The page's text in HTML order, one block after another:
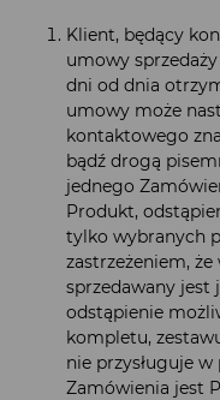
Klient, będący
umowy
dni od dnia
umowy może
kontaktowego
bądź drogą
jednego
Produkt,
tylko wybranych
zastrzeżeniem,
sprzedawany jest
odstąpienie
kompletu,
nie przysługuje
Zamówienia jest